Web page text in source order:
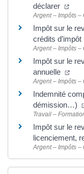
déclarer
Argent – Impôts –
Impôt sur le
crédits d’impôt
Argent – Impôts –
Impôt sur le
annuelle
Argent – Impôts –
Indemnité
démission…)
Travail –
Impôt sur le
licenciement,
Argent – Impôts –